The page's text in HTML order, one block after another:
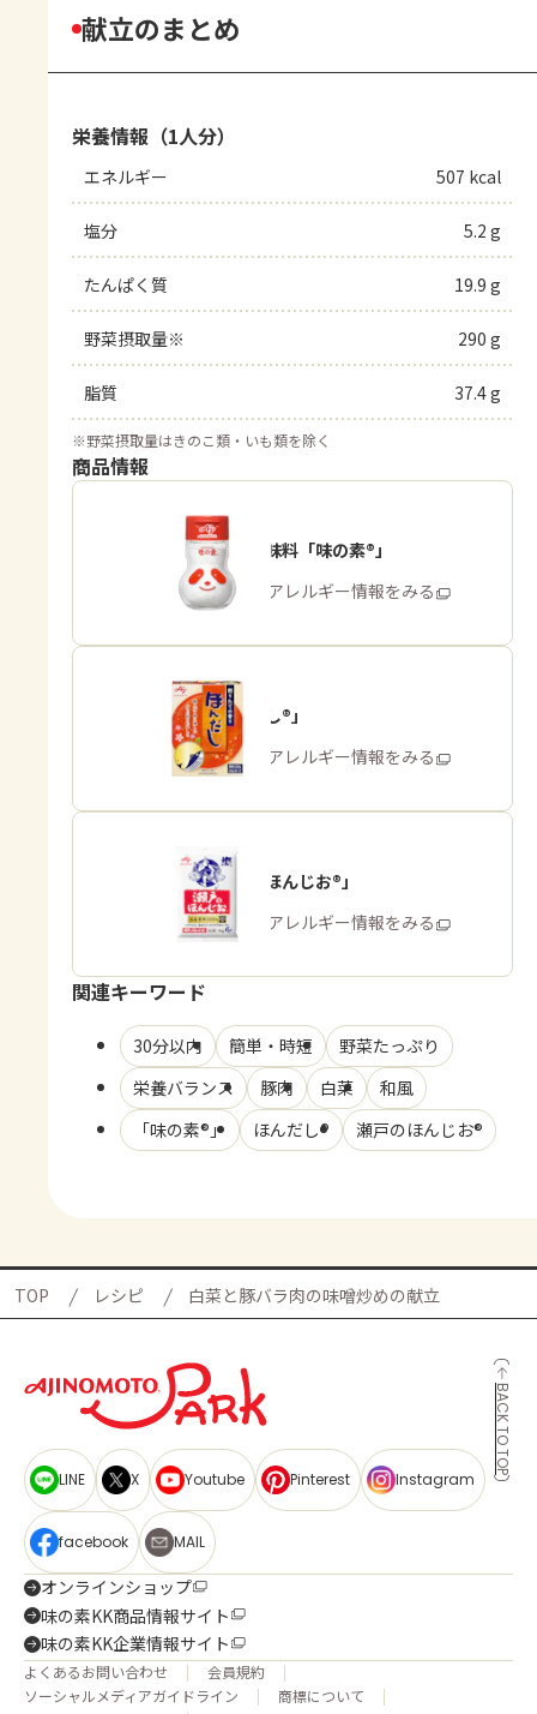
献立のまとめ
栄養情報（1人分）
エネルギー 507 kcal
塩分 5.2 g
たんぱく質 19.9 g
野菜摂取量※ 290 g
脂質 37.4 g
※野菜摂取量はきのこ類・いも類を除く
商品情報
うま味調味料「味の素®」
商品・アレルギー情報をみる
「ほんだし®」
商品・アレルギー情報をみる
「瀬戸のほんじお®」
商品・アレルギー情報をみる
関連キーワード
30分以内 簡単・時短
野菜たっぷり
栄養バランス
豚肉 白菜
和風
「味の素®」
ほんだし® 瀬戸のほんじお®
TOP レシピ 白菜と豚バラ肉の味噌炒めの献立
BACK TO TOP
LINE X Youtube Pinterest Instagram
facebook MAIL
オンラインショップ
味の素KK商品情報サイト
味の素KK企業情報サイト
よくあるお問い合わせ
会員規約
ソーシャルメディアガイドライン
商標について